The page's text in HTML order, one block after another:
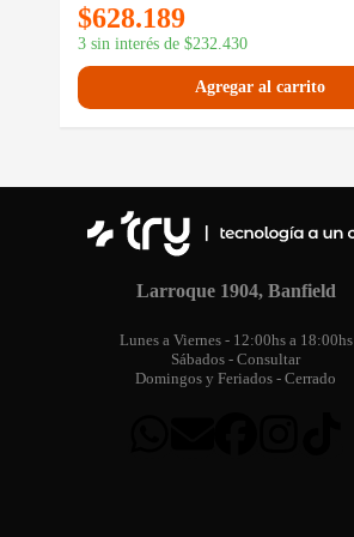
$628.189
3 sin interés de $232.430
Agregar al carrito
Larroque 1904, Banfield
Lunes a Viernes - 12:00hs a 18:00hs
Sábados - Consultar
Domingos y Feriados - Cerrado